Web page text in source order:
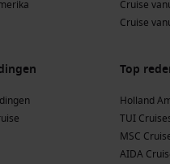
wonderen, ga naar het
: Deze havenstad staat
stranden en toegang tot de
op de UNESCO-
Cruise
Cruise
Top
Holland
TUI
MSC
AIDA